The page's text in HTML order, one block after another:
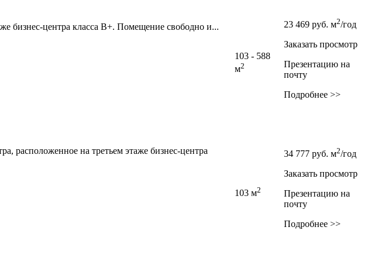
бизнес-центра класса B+. Помещение свободно и...
103 - 588
м2
23 469 руб. м2/год
Заказать просмотр
Презентацию на
почту
Подробнее >>
расположенное на третьем этаже бизнес-центра
103 м2
34 777 руб. м2/год
Заказать просмотр
Презентацию на
почту
Подробнее >>